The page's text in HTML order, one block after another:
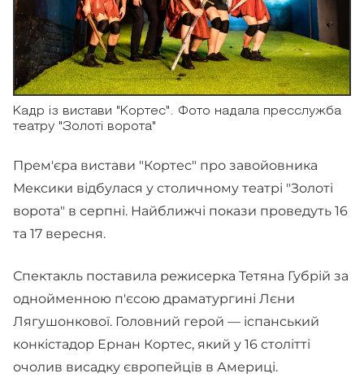
Кадр із вистави "Кортес". Фото надала пресслужба
театру "Золоті ворота"
Прем'єра вистави "Кортес" про завойовника
Мексики відбулася у столичному театрі "Золоті
ворота" в серпні. Найближчі покази проведуть 16
та 17 вересня.
Спектакль поставила режисерка Тетяна Губрій за
однойменною п'єсою драматургині Лєни
Лягушонкової. Головний герой — іспанський
конкістадор Ернан Кортес, який у 16 столітті
очолив висадку європейців в Америці.